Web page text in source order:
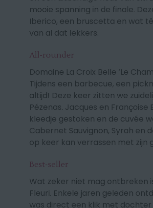
mooie spanning in de finale.
Iberico, een bruscetta en wat
van al dat lekkers.
All-rounder
Domaine La Croix Belle ‘Le
Tijdens een barbecue, een
altijd! Deze keer zitten we
Pézenas. Jacques en
kleedje gestoken en de cuvée
Cabernet Sauvignon, Syrah en
op keer kan verrassen met zijn
Best-seller
Wat zeker niet mag ontbreken
Fleuri. Enkele jaren geleden
was direct een klik met dochter